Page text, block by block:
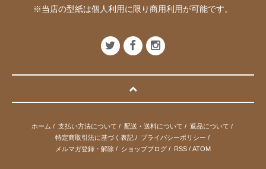
※当店の型紙は個人利用に限り商用利用が可能です。
ホーム / 支払い方法について / 配送・送料について / 返品について /
特定商取引法に基づく表記/ プライバシーポリシー /
メルマガ登録・解除 / ショップブログ / RSS / ATOM